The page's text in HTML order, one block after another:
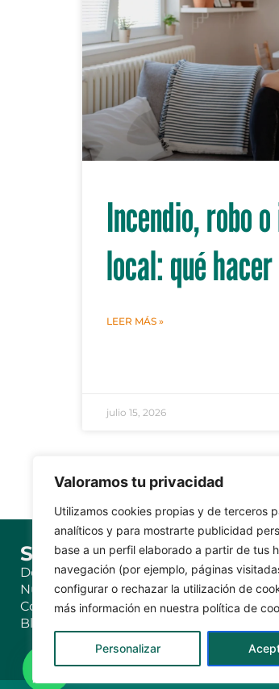
Valoramos tu privacidad
Utilizamos cookies propias y de terceros
analíticos y para mostrarte publicidad
base a un perfil elaborado a partir de tus
navegación (por ejemplo, páginas
configurar o rechazar la utilización de
más información en nuestra política de
Personalizar
Incendio, robo
local: qué
LEER MÁS »
julio 15, 2026
SOBRE CASER
Donde estamos
Nuestra empresa
Contactáctanos
Blog